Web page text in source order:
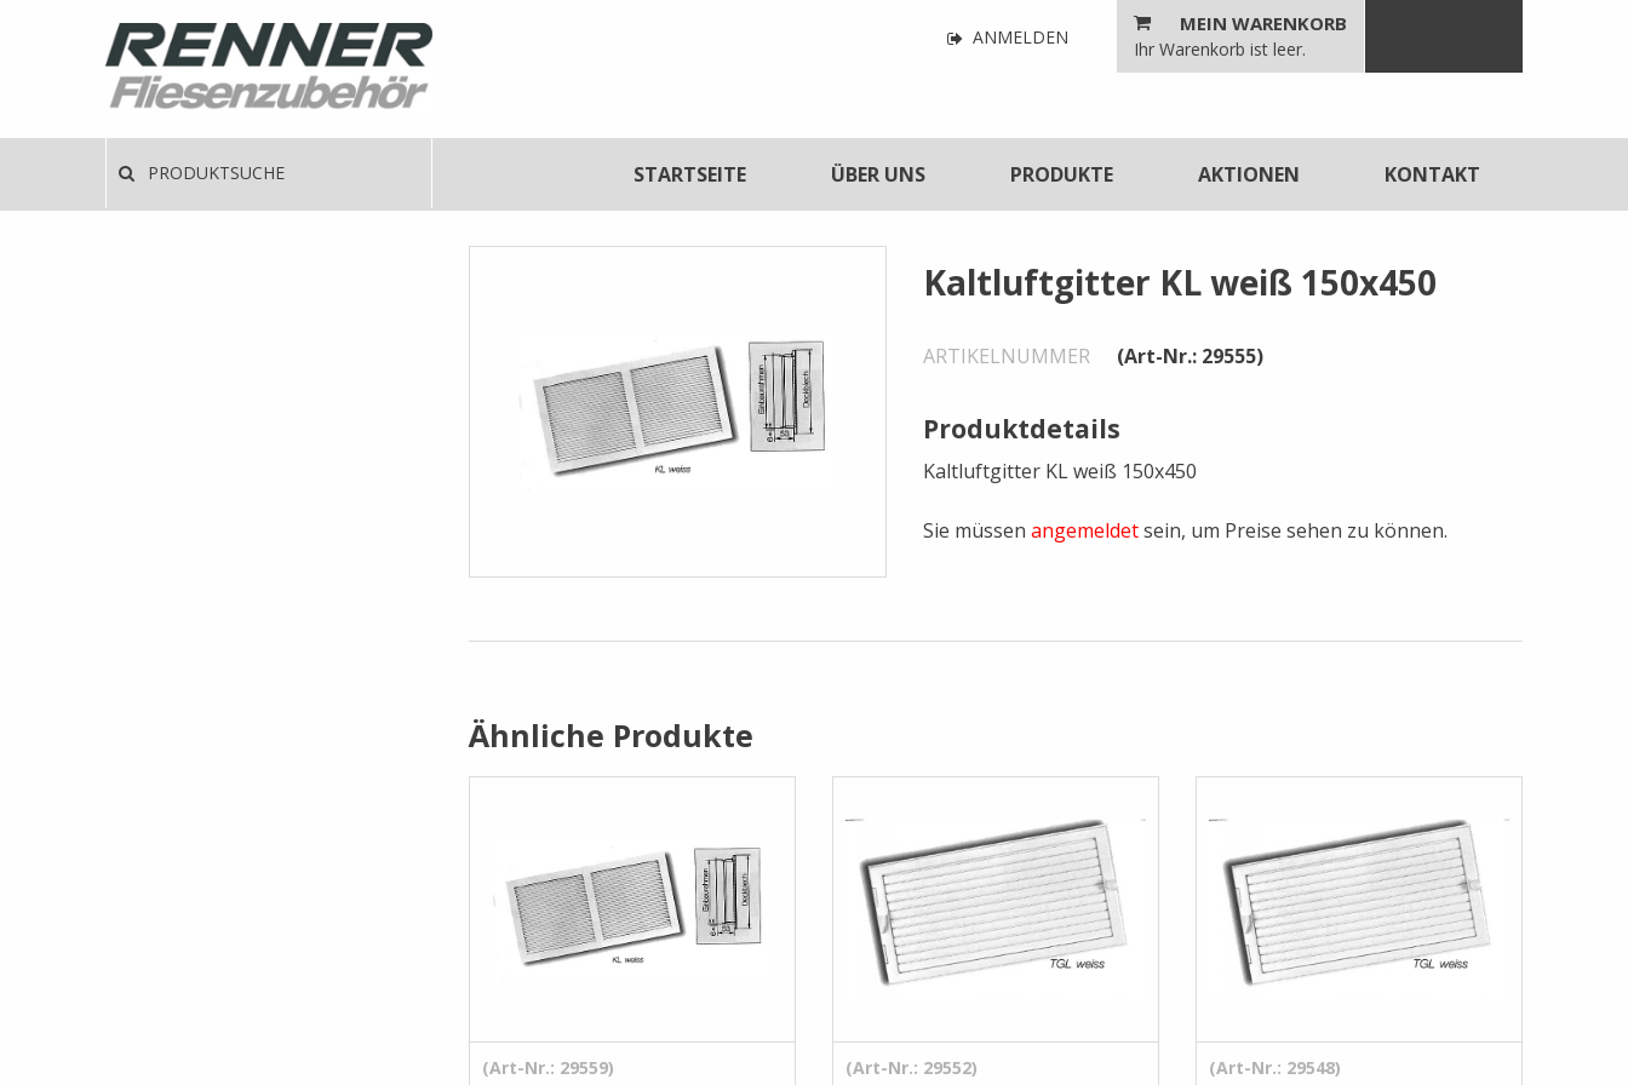
Navigation
Benutzerfunktionen
ANMELDEN
MEIN WARENKORB
Ihr Warenkorb ist leer.
PRODUKTSUCHE Hauptnavigation
STARTSEITE ÜBER UNS PRODUKTE AKTIONEN KONTAKT
Kaltluftgitter KL weiß 150x450
ARTIKELNUMMER (Art-Nr.: 29555)
Produktdetails
Kaltluftgitter KL weiß 150x450
Sie müssen angemeldetsein, um Preise sehen zu können.
Ähnliche Produkte
(Art-Nr.: 29559) (Art-Nr.: 29552) (Art-Nr.: 29548)